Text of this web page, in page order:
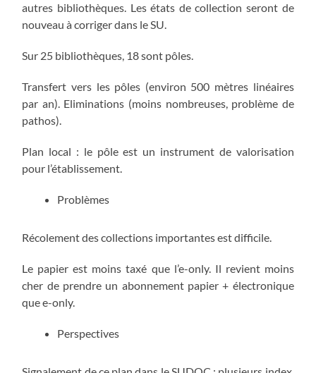
autres bibliothèques. Les états de collection seront de
nouveau à corriger dans le SU.
Sur 25 bibliothèques, 18 sont pôles.
Transfert vers les pôles (environ 500 mètres linéaires
par an). Eliminations (moins nombreuses, problème de
pathos).
Plan local : le pôle est un instrument de valorisation
pour l’établissement.
Problèmes
Récolement des collections importantes est difficile.
Le papier est moins taxé que l’e-only. Il revient moins
cher de prendre un abonnement papier + électronique
que e-only.
Perspectives